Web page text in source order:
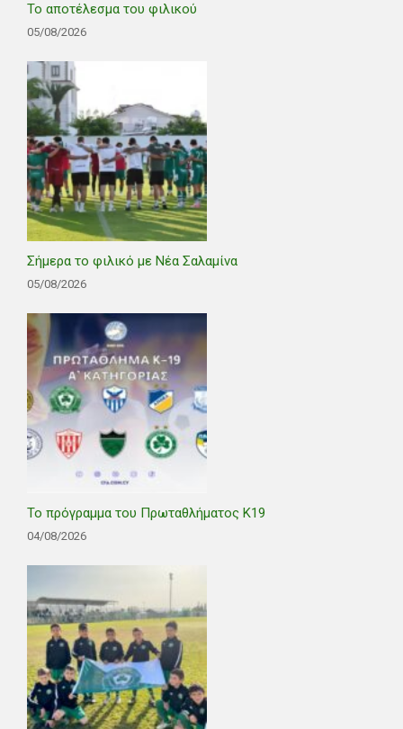
Το αποτέλεσμα του φιλικού
05/08/2026
Σήμερα το φιλικό με Νέα Σαλαμίνα
05/08/2026
Το πρόγραμμα του Πρωταθλήματος Κ19
04/08/2026